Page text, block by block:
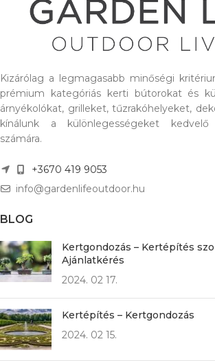
Kizárólag a legmagasabb minőségi
prémium kategóriás kerti bútorokat és
árnyékolókat, grilleket, tűzrakóhelyeket,
kínálunk a különlegességeket
számára.
+3670 419 9053
info@gardenlifeoutdoor.hu
BLOG
Kertgondozás – Kertépítés
Ajánlatkérés
2024. 02 17.
Kertépítés – Kertgondozás
2024. 02 15.